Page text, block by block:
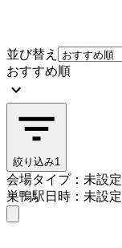
並び替え
おすすめ順
絞り込み1
会場タイプ：未設定
巣鴨駅日時：未設定